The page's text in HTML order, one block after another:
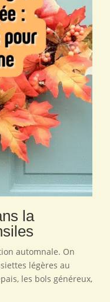
la
automnale. On
légères au
les bols généreux,